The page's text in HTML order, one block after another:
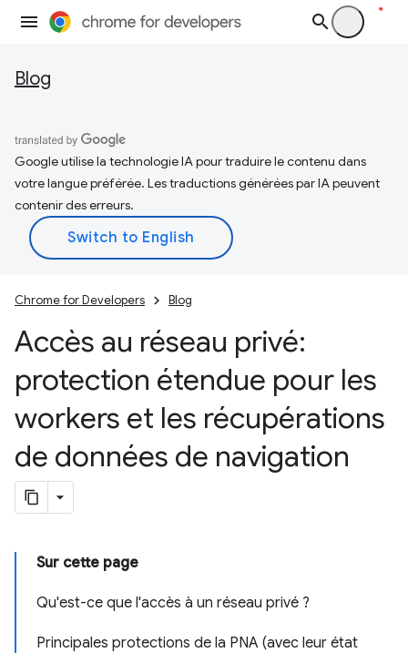
Blog
Google utilise la technologie IA pour traduire le contenu dans
votre langue préférée. Les traductions générées par IA peuvent
contenir des erreurs.
Chrome for Developers Blog
Accès au réseau privé:
protection étendue pour les
workers et les récupérations
de données de navigation
Sur cette page
Qu'est-ce que l'accès à un réseau privé ?
Principales protections de la PNA (avec leur état